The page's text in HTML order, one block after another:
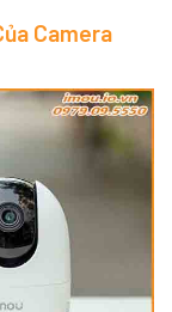
Camera